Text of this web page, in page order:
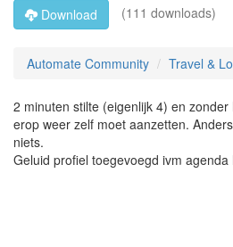
Download
(111 downloads)
Automate Community Travel &
2 minuten stilte (eigenlijk 4) en
erop weer zelf moet aanzetten.
niets.
Geluid profiel toegevoegd ivm